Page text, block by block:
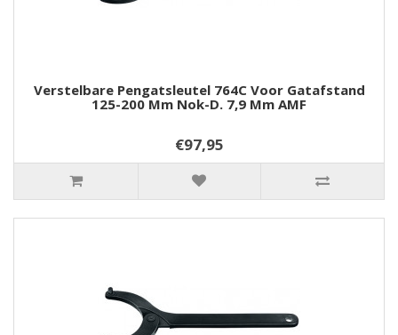
Verstelbare Pengatsleutel 764C Voor Gatafstand
125-200 Mm Nok-D. 7,9 Mm AMF
€97,95